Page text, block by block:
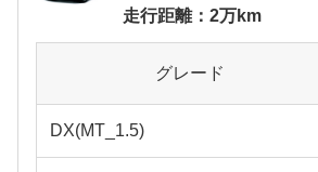
走行距離：2万km
グレード
DX(MT_1.5)